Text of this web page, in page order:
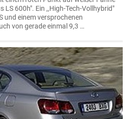
LS 600h". Ein ,,High-Tech-Vollhybrid"
und einem versprochenen
von gerade einmal 9,3 …